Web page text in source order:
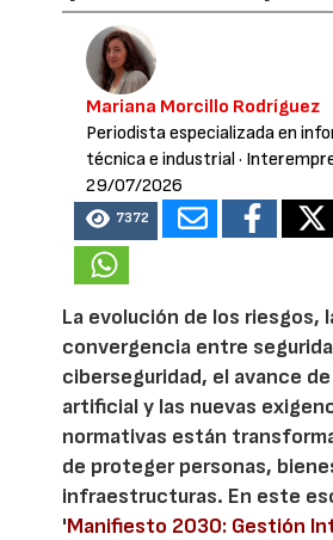
Mariana Morcillo Rodríguez
Periodista especializada en
técnica e industrial·
29/07/2026
7372
La evolución de los riesgos,
convergencia entre
ciberseguridad, el avance
artificial y las nuevas
normativas están
de proteger personas,
infraestructuras. En este
'Manifiesto 2030: Gestión